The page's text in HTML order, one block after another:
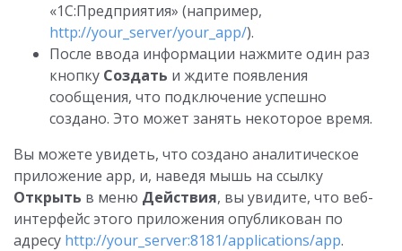
«1С:Предприятия» (например,
http://your_server/your_app/).
После ввода информации нажмите один раз
кнопку Создать и ждите появления
сообщения, что подключение успешно
создано. Это может занять некоторое время.
Вы можете увидеть, что создано аналитическое
приложение app, и, наведя мышь на ссылку
Открыть в меню Действия, вы увидите, что веб-
интерфейс этого приложения опубликован по
адресу http://your_server:8181/applications/app.